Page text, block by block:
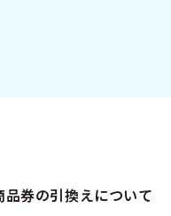
品券の引換えについて